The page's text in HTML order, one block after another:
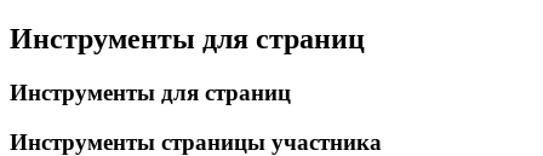
Инструменты для страниц
Инструменты для страниц
Инструменты страницы участника